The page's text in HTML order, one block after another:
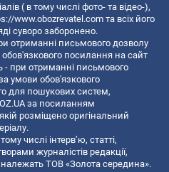
( в тому числі фото- та відео-),
www.obozrevatel.com та всіх його
суворо заборонено.
отриманні письмового дозволу
посилання на сайт
- при отриманні письмового
умови обов'язкового
для пошукових систем,
за посиланням
розміщено оригінальний
числі інтерв’ю, статті,
журналістів редакції,
ТОВ «Золота середина».